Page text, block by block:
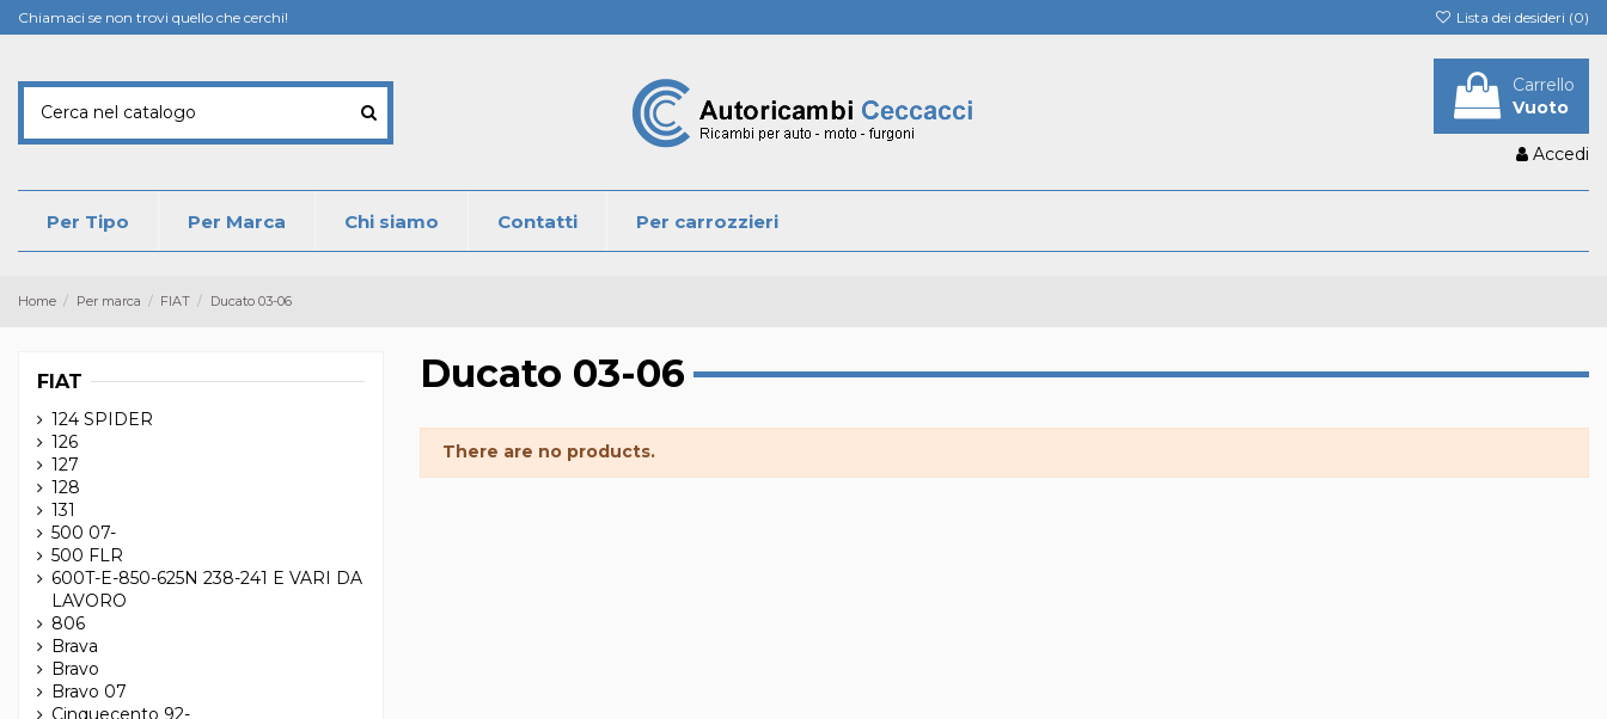
Chiamaci se non trovi quello che cerchi! Lista dei desideri (0)
Carrello
Vuoto
Accedi
Per Tipo Per Marca Chi siamo Contatti Per carrozzieri
Home Per marca FIAT Ducato 03-06
Ducato 03-06
There are no products.
FIAT
124 SPIDER
126
127
128
131
500 07-
500 FLR
600T-E-850-625N 238-241 E VARI DA
LAVORO
806
Brava
Bravo
Bravo 07
Cinquecento 92-